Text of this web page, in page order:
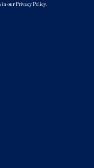
in ourPrivacy Policy.